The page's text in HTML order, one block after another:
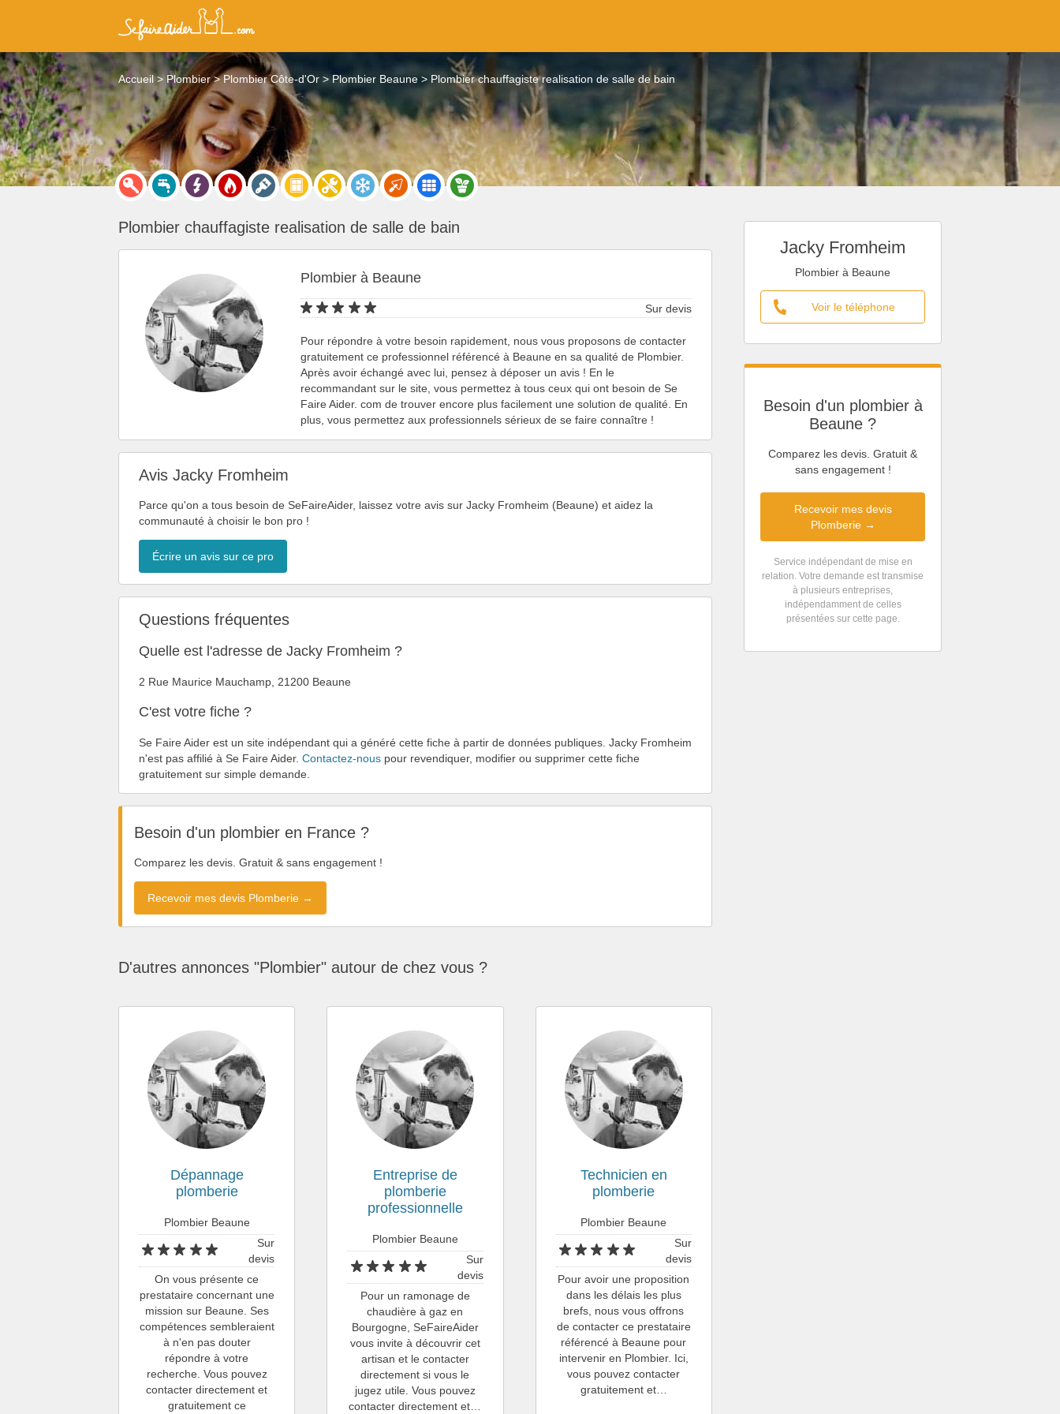
Accueil Plombier Plombier Côte-d'Or Plombier Beaune Plombier chauffagiste realisation de salle de bain
Jacky Fromheim
Plombier à Beaune
Voir le téléphone
Besoin d'un plombier à
Beaune ?
Comparez les devis. Gratuit &
sans engagement !
Recevoir mes devis
Plomberie →
Service indépendant de mise en
relation. Votre demande est transmise
à plusieurs entreprises,
indépendamment de celles
présentées sur cette page.
Plombier chauffagiste realisation de salle de bain
Plombier à Beaune
Sur devis
Pour répondre à votre besoin rapidement, nous vous proposons de contacter
gratuitement ce professionnel référencé à Beaune en sa qualité de Plombier.
Après avoir échangé avec lui, pensez à déposer un avis ! En le
recommandant sur le site, vous permettez à tous ceux qui ont besoin de Se
Faire Aider. com de trouver encore plus facilement une solution de qualité. En
plus, vous permettez aux professionnels sérieux de se faire connaître !
Avis Jacky Fromheim
Parce qu'on a tous besoin de SeFaireAider, laissez votre avis sur Jacky Fromheim (Beaune) et aidez la
communauté à choisir le bon pro !
Écrire un avis sur ce pro
Questions fréquentes
Quelle est l'adresse de Jacky Fromheim ?
2 Rue Maurice Mauchamp, 21200 Beaune
C'est votre fiche ?
Se Faire Aider est un site indépendant qui a généré cette fiche à partir de données publiques. Jacky Fromheim
n'est pas affilié à Se Faire Aider. Contactez-nous pour revendiquer, modifier ou supprimer cette fiche
gratuitement sur simple demande.
Besoin d'un plombier en France ?
Comparez les devis. Gratuit & sans engagement !
Recevoir mes devis Plomberie →
D'autres annonces "Plombier" autour de chez vous ?
Dépannage
plomberie
Plombier Beaune
Sur
devis
On vous présente ce
prestataire concernant une
mission sur Beaune. Ses
compétences sembleraient
à n'en pas douter
répondre à votre
recherche. Vous pouvez
contacter directement et
gratuitement ce
Entreprise de
plomberie
professionnelle
Plombier Beaune
Sur
devis
Pour un ramonage de
chaudière à gaz en
Bourgogne, SeFaireAider
vous invite à découvrir cet
artisan et le contacter
directement si vous le
jugez utile. Vous pouvez
contacter directement et…
Technicien en
plomberie
Plombier Beaune
Sur
devis
Pour avoir une proposition
dans les délais les plus
brefs, nous vous offrons
de contacter ce prestataire
référencé à Beaune pour
intervenir en Plombier. Ici,
vous pouvez contacter
gratuitement et…